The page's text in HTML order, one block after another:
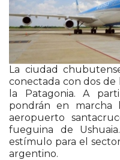
La ciudad
conectada con dos de
la Patagonia. A
pondrán en marcha
aeropuerto
fueguina de
estímulo para el
argentino.